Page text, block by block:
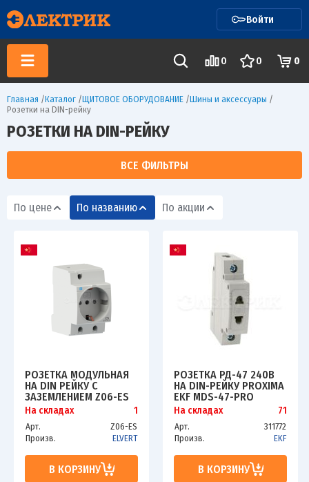
Войти
0 0 0
Главная /Каталог /ЩИТОВОЕ ОБОРУДОВАНИЕ /Шины и аксессуары /
Розетки на DIN-рейку
РОЗЕТКИ НА DIN-РЕЙКУ
ВСЕ ФИЛЬТРЫ
По цене По названию По акции
РОЗЕТКА МОДУЛЬНАЯ
НА DIN РЕЙКУ С
ЗАЗЕМЛЕНИЕМ Z06-ES
ELVERT
На складах 1
Арт.
Z06-ES
Произв.
ELVERT
В КОРЗИНУ
РОЗЕТКА РД-47 240В
НА DIN-РЕЙКУ PROXIMA
EKF MDS-47-PRO
На складах 71
Арт.
311772
Произв.
EKF
В КОРЗИНУ